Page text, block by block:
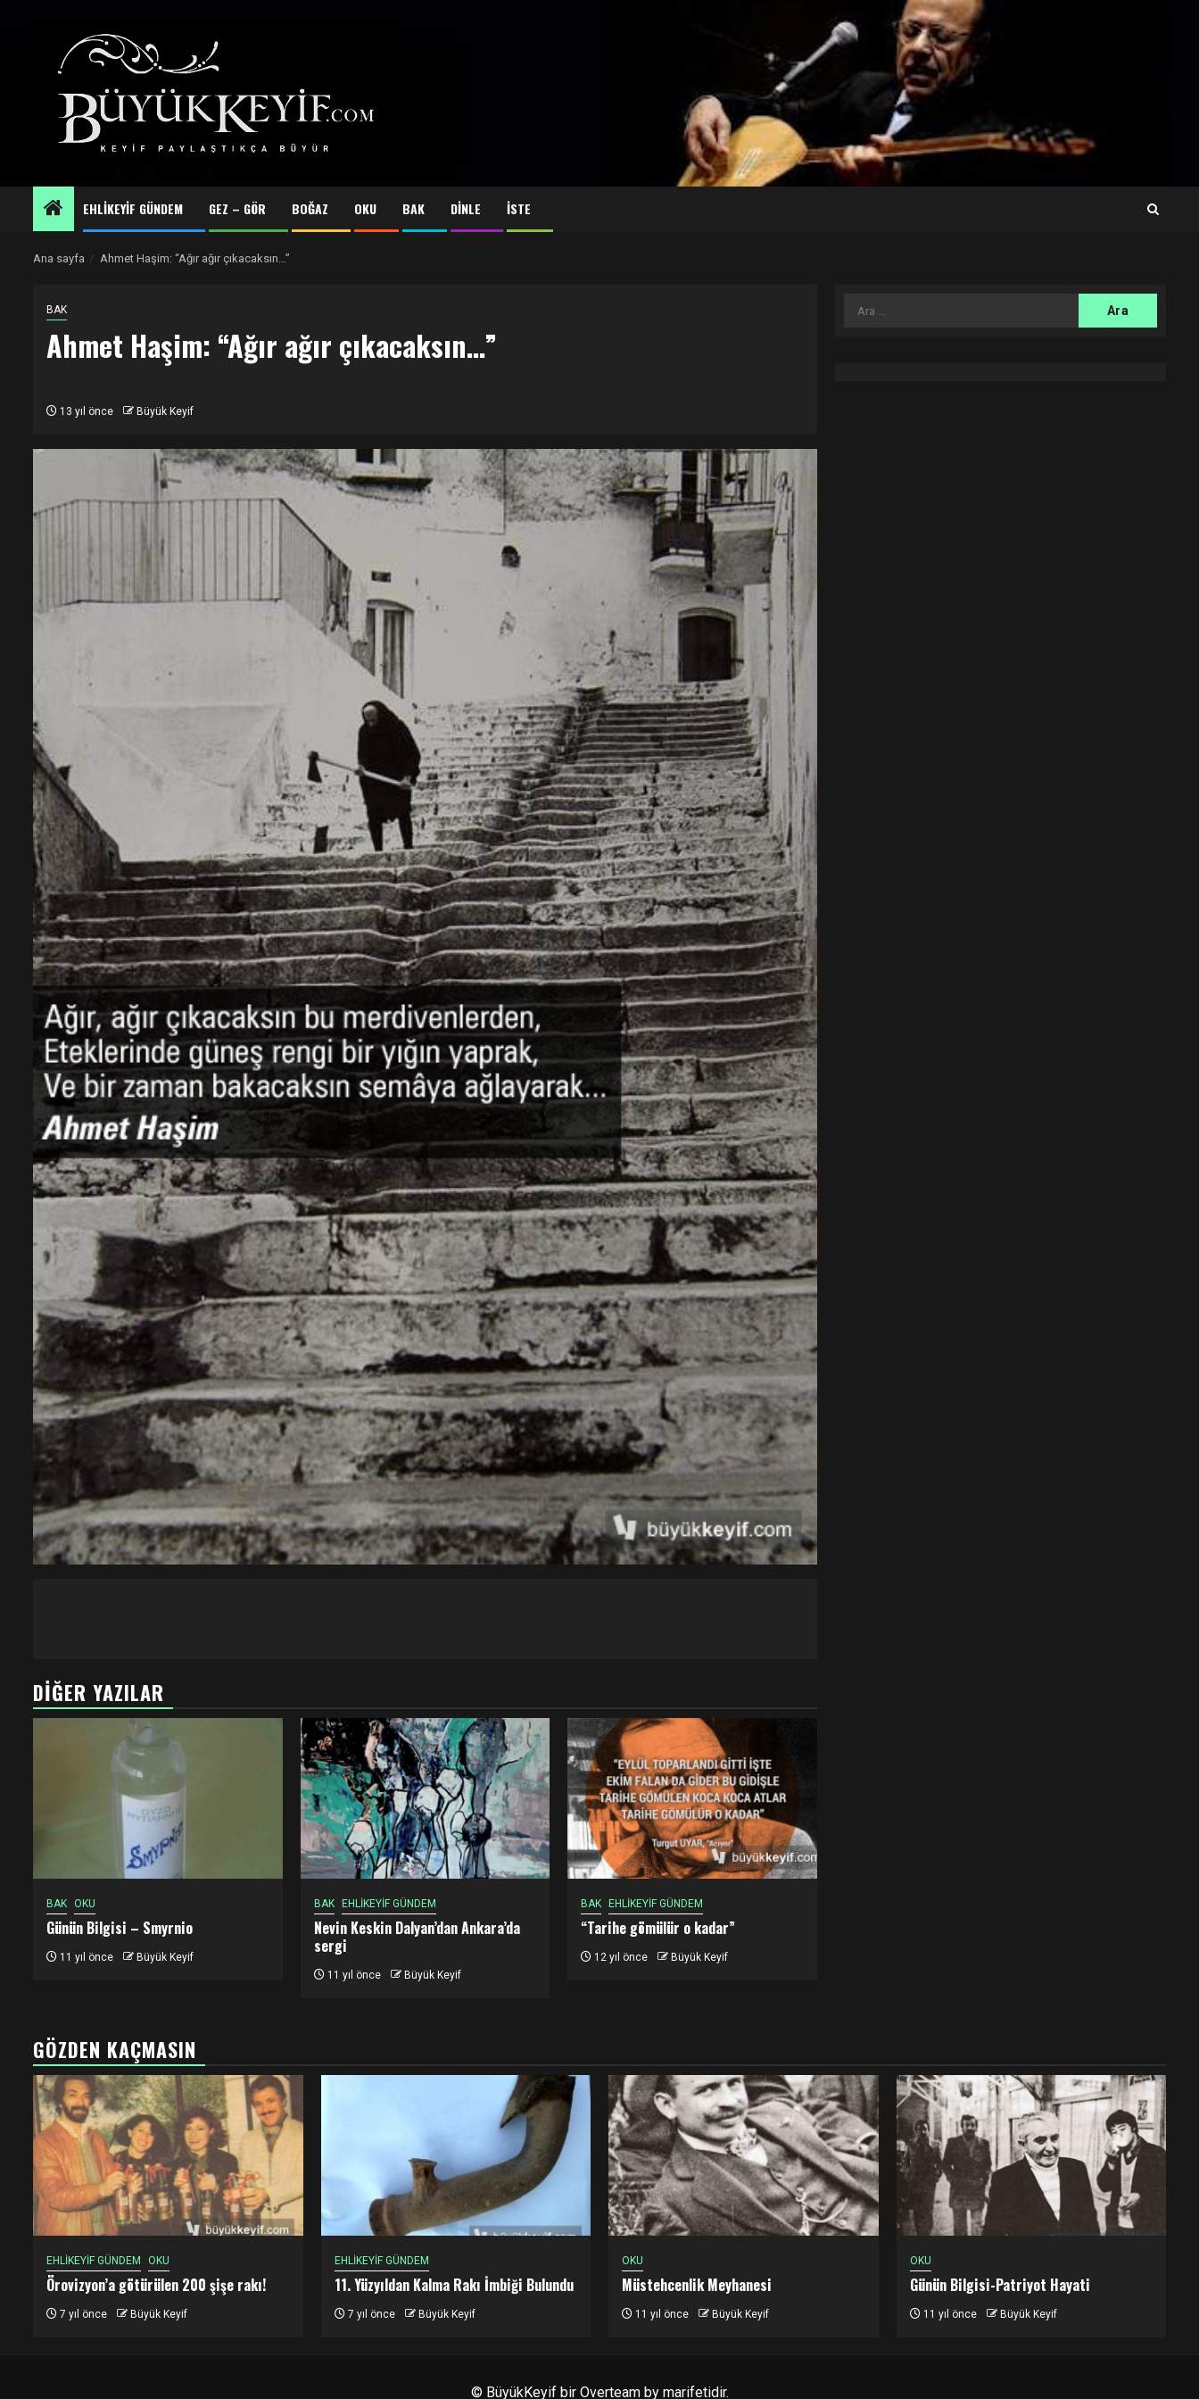
EHLİKEYİF GÜNDEM GEZ – GÖR BOĞAZ OKU BAK DİNLE İSTE
Ana sayfa Ahmet Haşim: “Ağır ağır çıkacaksın…”
BAK
Ahmet Haşim: “Ağır ağır çıkacaksın…”
13 yıl önce Büyük Keyif
DIĞER YAZILAR
BAK OKU
Günün Bilgisi – Smyrnio
11 yıl önce Büyük Keyif
BAK EHLİKEYİF GÜNDEM
Nevin Keskin Dalyan’dan Ankara’da
sergi
11 yıl önce Büyük Keyif
BAK EHLİKEYİF GÜNDEM
“Tarihe gömülür o kadar”
12 yıl önce Büyük Keyif
Arama:
GÖZDEN KAÇMASIN
EHLİKEYİF GÜNDEM OKU
Örovizyon’a götürülen 200 şişe rakı!
7 yıl önce Büyük Keyif
EHLİKEYİF GÜNDEM
11. Yüzyıldan Kalma Rakı İmbiği Bulundu
7 yıl önce Büyük Keyif
OKU
Müstehcenlik Meyhanesi
11 yıl önce Büyük Keyif
OKU
Günün Bilgisi-Patriyot Hayati
11 yıl önce Büyük Keyif
© BüyükKeyif bir Overteamby marifetidir.